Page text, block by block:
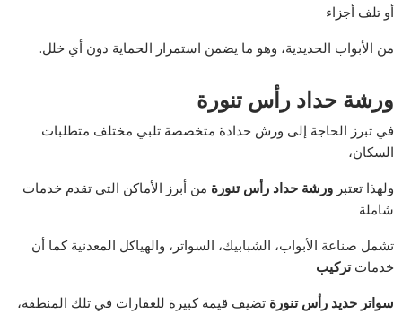
أو تلف أجزاء
من الأبواب الحديدية، وهو ما يضمن استمرار الحماية دون أي خلل.
ورشة حداد رأس تنورة
في تبرز الحاجة إلى ورش حدادة متخصصة تلبي مختلف متطلبات
السكان،
ولهذا تعتبرورشة حداد رأس تنورة من أبرز الأماكن التي تقدم خدمات
شاملة
تشمل صناعة الأبواب، الشبابيك، السواتر، والهياكل المعدنية كما أن
خدماتتركيب
سواتر حديد رأس تنورةتضيف قيمة كبيرة للعقارات في تلك المنطقة،